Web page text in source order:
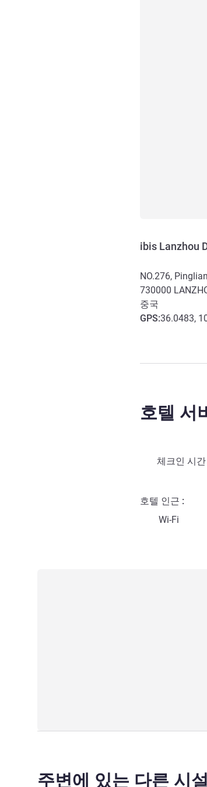
ibis Lanzhou
NO.276,
730000
중국
GPS:36.0483,
호텔 서
체크인 시간
호텔 인근
Wi-Fi
주변에 있는 다른 시설